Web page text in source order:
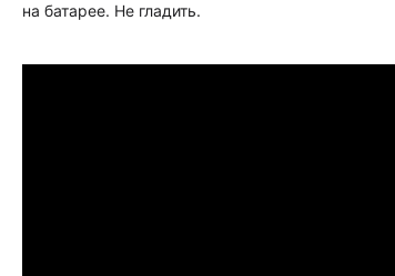
на батарее. Не гладить.